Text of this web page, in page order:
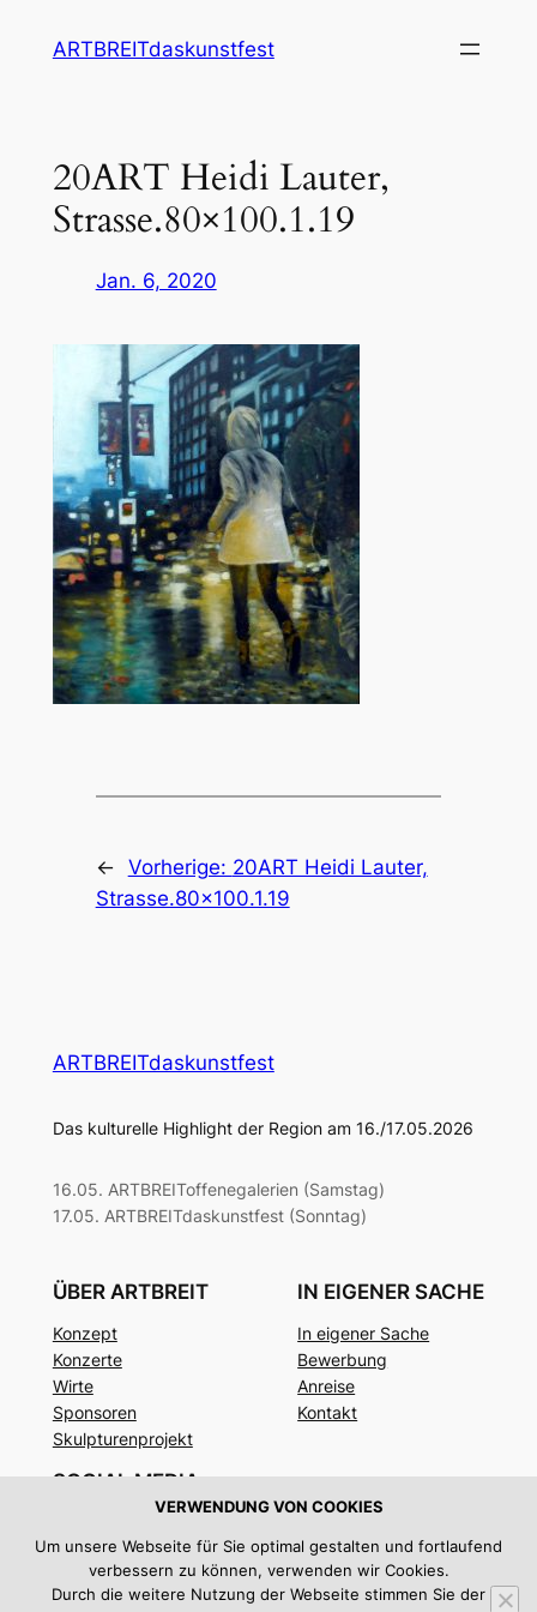
InhaltARTBREITdaskunstfest
20ART Heidi Lauter,
Strasse.80×100.1.19
Jan. 6, 2020
← Vorherige: 20ART Heidi Lauter,
Strasse.80×100.1.19
ARTBREITdaskunstfest
Das kulturelle Highlight der Region am 16./17.05.2026
16.05. ARTBREIToffenegalerien (Samstag)
17.05. ARTBREITdaskunstfest (Sonntag)
ÜBER ARTBREIT
Konzept
Konzerte
Wirte
Sponsoren
Skulpturenprojekt
IN EIGENER SACHE
In eigener Sache
Bewerbung
Anreise
Kontakt
SOCIAL MEDIA
Instagram
Twitter/X
VERWENDUNG VON COOKIES
Um unsere Webseite für Sie optimal gestalten und fortlaufend
verbessern zu können, verwenden wir Cookies.
Durch die weitere Nutzung der Webseite stimmen Sie der